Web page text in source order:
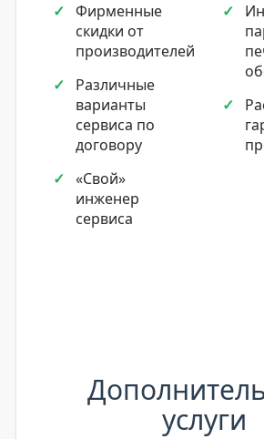
Фирменные
скидки от
производителей
Различные
варианты
сервиса по
договору
«Свой»
инженер
сервиса
услуги